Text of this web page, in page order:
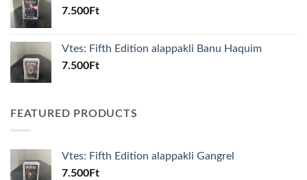
7.500Ft
Vtes: Fifth Edition alappakli Banu Haquim
7.500Ft
FEATURED PRODUCTS
Vtes: Fifth Edition alappakli Gangrel
7.500Ft